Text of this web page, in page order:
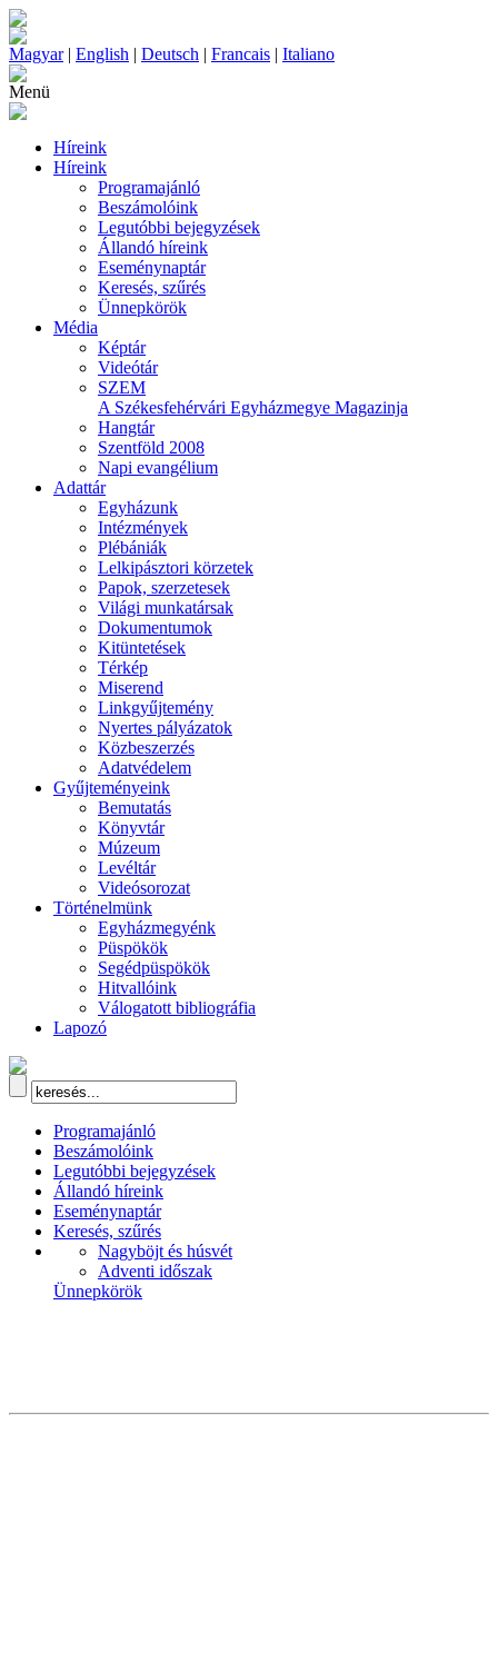
Magyar| English | Deutsch | Francais | Italiano
Menü
Híreink
Híreink
Programajánló
Beszámolóink
Legutóbbi bejegyzések
Állandó híreink
Eseménynaptár
Keresés, szűrés
Ünnepkörök
Média
Képtár
Videótár
SZEM
A Székesfehérvári Egyházmegye Magazinja
Hangtár
Szentföld 2008
Napi evangélium
Adattár
Egyházunk
Intézmények
Plébániák
Lelkipásztori körzetek
Papok, szerzetesek
Világi munkatársak
Dokumentumok
Kitüntetések
Térkép
Miserend
Linkgyűjtemény
Nyertes pályázatok
Közbeszerzés
Adatvédelem
Gyűjteményeink
Bemutatás
Könyvtár
Múzeum
Levéltár
Videósorozat
Történelmünk
Egyházmegyénk
Püspökök
Segédpüspökök
Hitvallóink
Válogatott bibliográfia
Lapozó
Programajánló
Beszámolóink
Legutóbbi bejegyzések
Állandó híreink
Eseménynaptár
Keresés, szűrés
Nagyböjt és húsvét
Adventi időszak
Ünnepkörök